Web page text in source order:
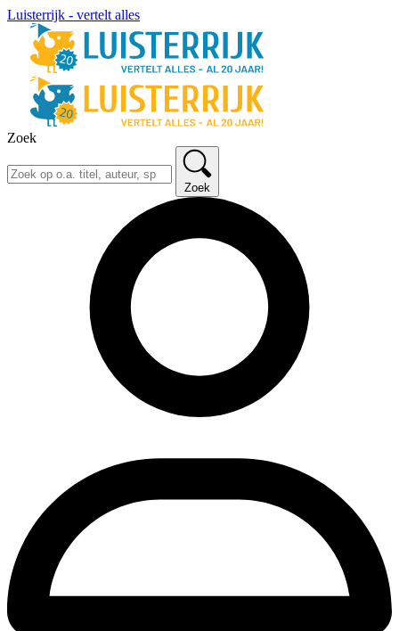
Luisterrijk - vertelt alles
Zoek
Zoek